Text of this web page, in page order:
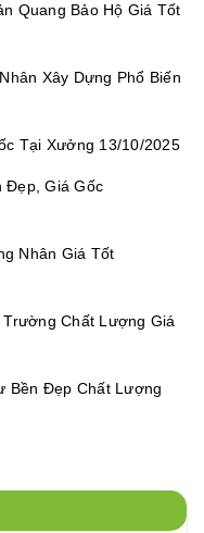
Quang Bảo Hộ Giá Tốt
Xây Dựng Phổ Biến
Tại Xưởng 13/10/2025
Đẹp, Giá Gốc
Nhân Giá Tốt
Chất Lượng Giá
Bền Đẹp Chất Lượng